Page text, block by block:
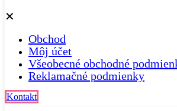
✕
Obchod
Môj účet
Všeobecné obchodné
Reklamačné podmienky
Kontakt